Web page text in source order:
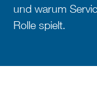
und warum
Rolle spielt.